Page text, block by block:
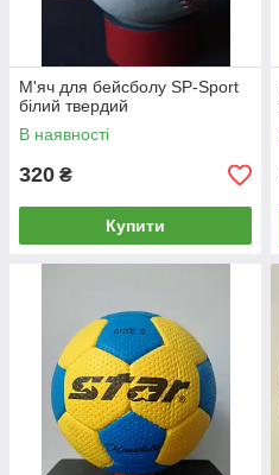
М'яч для бейсболу SP-Sport
білий твердий
В наявності
320 ₴
Купити